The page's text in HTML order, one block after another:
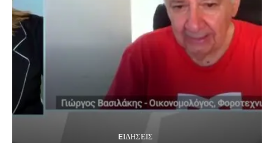
EΙΔΗΣΕΙΣ